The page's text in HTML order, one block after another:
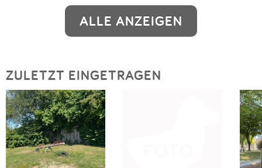
ALLE ANZEIGEN
ZULETZT EINGETRAGEN